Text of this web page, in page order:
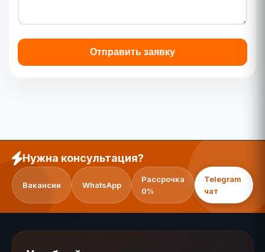
Отправить заявку
Нужна консультация?
Вакансии WhatsApp
Рассрочка
0%
Telegram
чат